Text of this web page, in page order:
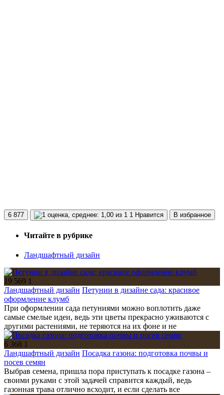
6 877 1 Нравится В избранное
Читайте в рубрике
Ландшафтный дизайн
19 569 1
Ландшафтный дизайн Петунии в дизайне сада: красивое
оформление клумб
При оформлении сада петуниями можно воплотить даже
самые смелые идеи, ведь эти цветы прекрасно уживаются с
другими растениями, не теряются на их фоне и не
6 368 1
Ландшафтный дизайн Посадка газона: подготовка почвы и
посев семян
Выбрав семена, пришла пора приступать к посадке газона –
своими руками с этой задачей справится каждый, ведь
газонная трава отлично всходит, и если сделать все